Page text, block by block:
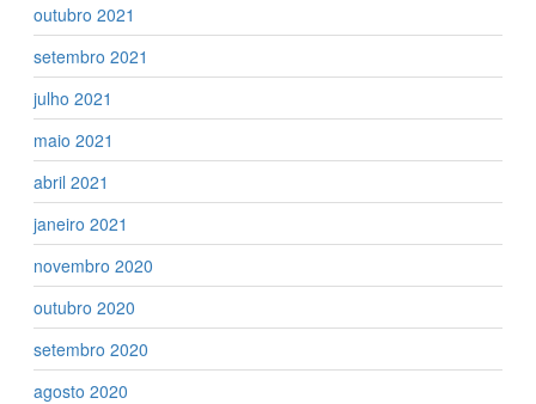
outubro 2021
setembro 2021
julho 2021
maio 2021
abril 2021
janeiro 2021
novembro 2020
outubro 2020
setembro 2020
agosto 2020